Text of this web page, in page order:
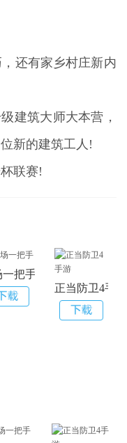
还有家乡村庄新内
建筑大师大本营，
新的建筑工人!
联赛!
过生活安卓中文版手游
把手
正当防卫4手游